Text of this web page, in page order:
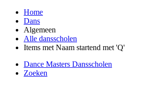
Home
Dans
Algemeen
Alle dansscholen
Items met Naam startend met 'Q'
Dance Masters Dansscholen
Zoeken